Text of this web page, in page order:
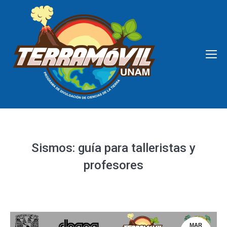
Sismos: guía para talleristas y
profesores
MAR